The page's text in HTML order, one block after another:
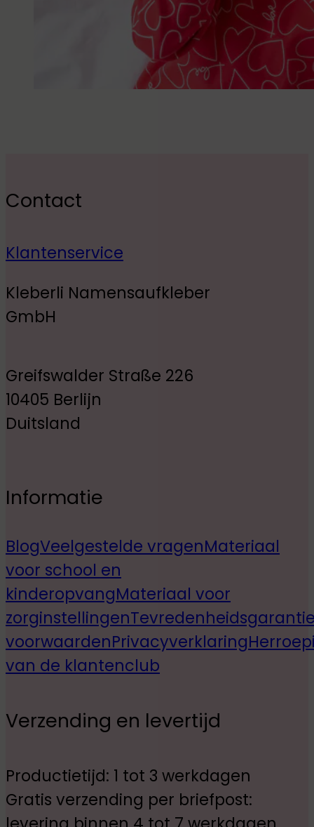
Contact
Klantenservice
Kleberli Namensaufkleber
GmbH
Greifswalder Straße 226
10405 Berlijn
Duitsland
Informatie
BlogVeelgestelde vragenMateriaal
voor school en
kinderopvangMateriaal voor
zorginstellingen
voorwaardenPrivacyverklaring
van de klantenclub
Verzending en levertijd
Productietijd: 1 tot 3 werkdagen
Gratis verzending per briefpost: